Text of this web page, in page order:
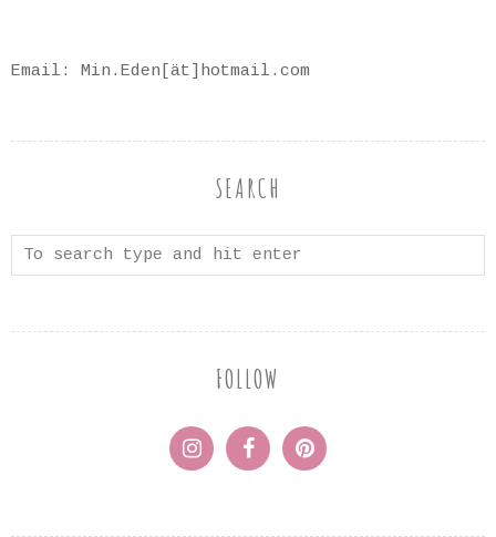
Email: Min.Eden[ät]hotmail.com
SEARCH
FOLLOW